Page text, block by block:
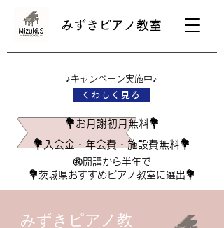
​みずきピアノ教室
♪​キャンペーン実施中♪
くわしく見る
💐お月謝初月無料💐
💐入会金・​年会費・施設費無料💐
​㊗️開講から半年で
💐茨城県おすすめピアノ教室に選出💐
​みずきピアノ教